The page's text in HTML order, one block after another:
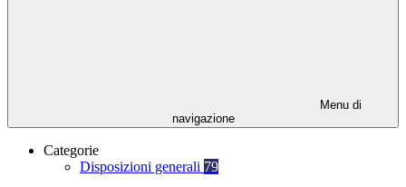
Menu di
navigazione
Categorie
Disposizioni generali 79